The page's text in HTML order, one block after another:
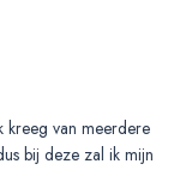
kreeg van meerdere
bij deze zal ik mijn